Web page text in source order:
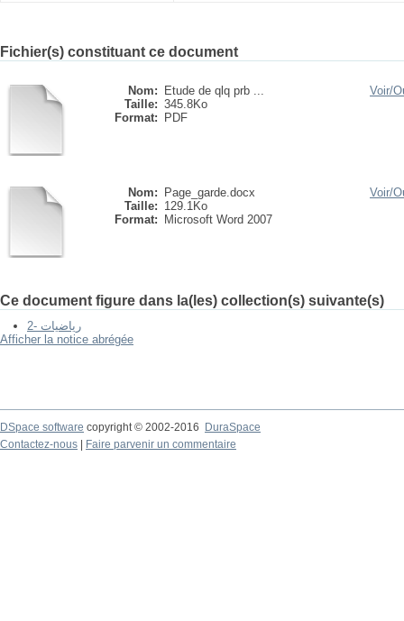
Fichier(s) constituant ce document
Nom:
Etude de qlq prb ...
Taille: 345.8Ko
Format:
PDF
Voir/
Nom:
Page_garde.docx
Taille: 129.1Ko
Format:
Microsoft Word 2007
Voir/
Ce document figure dans la(les) collection(s) suivante(s)
2- رياضيات
Afficher la notice abrégée
DSpace software copyright © 2002-2016
DuraSpace
Contactez-nous
Faire parvenir un commentaire